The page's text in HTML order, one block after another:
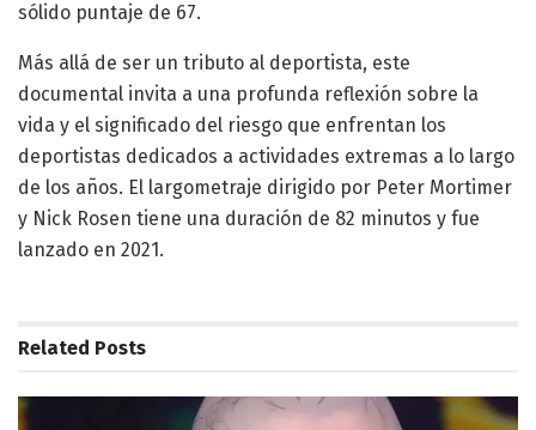
sólido puntaje de 67.
Más allá de ser un tributo al deportista, este
documental invita a una profunda reflexión sobre la
vida y el significado del riesgo que enfrentan los
deportistas dedicados a actividades extremas a lo largo
de los años. El largometraje dirigido por Peter Mortimer
y Nick Rosen tiene una duración de 82 minutos y fue
lanzado en 2021.
Related Posts